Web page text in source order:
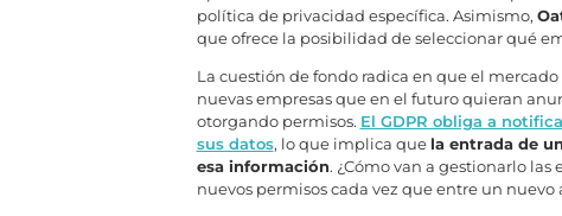
política de privacidad específica. Asimismo,
que ofrece la posibilidad de seleccionar qué
La cuestión de fondo radica en que el
nuevas empresas que en el futuro quieran
otorgando permisos. El GDPR obliga a
sus datos, lo que implica que la entrada de
esa información. ¿Cómo van a gestionarlo las
nuevos permisos cada vez que entre un nuevo